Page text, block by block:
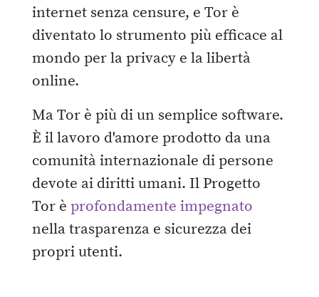
internet senza censure, e Tor è
diventato lo strumento più efficace al
mondo per la privacy e la libertà
online.
Ma Tor è più di un semplice software.
È il lavoro d'amore prodotto da una
comunità internazionale di persone
devote ai diritti umani. Il Progetto
Tor è profondamente impegnato
nella trasparenza e sicurezza dei
propri utenti.